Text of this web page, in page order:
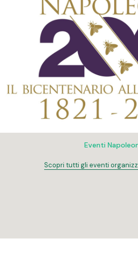
Eventi
Scopri tutti gli eventi